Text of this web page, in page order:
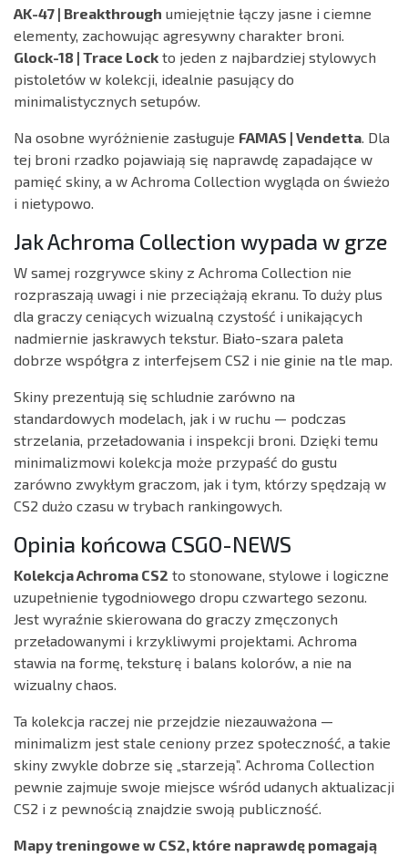
AK-47 | Breakthrough umiejętnie łączy jasne i ciemne
elementy, zachowując agresywny charakter broni.
Glock-18 | Trace Lock to jeden z najbardziej stylowych
pistoletów w kolekcji, idealnie pasujący do
minimalistycznych setupów.
Na osobne wyróżnienie zasługuje FAMAS | Vendetta. Dla
tej broni rzadko pojawiają się naprawdę zapadające w
pamięć skiny, a w Achroma Collection wygląda on świeżo
i nietypowo.
Jak Achroma Collection wypada w grze
W samej rozgrywce skiny z Achroma Collection nie
rozpraszają uwagi i nie przeciążają ekranu. To duży plus
dla graczy ceniących wizualną czystość i unikających
nadmiernie jaskrawych tekstur. Biało-szara paleta
dobrze współgra z interfejsem CS2 i nie ginie na tle map.
Skiny prezentują się schludnie zarówno na
standardowych modelach, jak i w ruchu — podczas
strzelania, przeładowania i inspekcji broni. Dzięki temu
minimalizmowi kolekcja może przypaść do gustu
zarówno zwykłym graczom, jak i tym, którzy spędzają w
CS2 dużo czasu w trybach rankingowych.
Opinia końcowa CSGO-NEWS
Kolekcja Achroma CS2 to stonowane, stylowe i logiczne
uzupełnienie tygodniowego dropu czwartego sezonu.
Jest wyraźnie skierowana do graczy zmęczonych
przeładowanymi i krzykliwymi projektami. Achroma
stawia na formę, teksturę i balans kolorów, a nie na
wizualny chaos.
Ta kolekcja raczej nie przejdzie niezauważona —
minimalizm jest stale ceniony przez społeczność, a takie
skiny zwykle dobrze się „starzeją”. Achroma Collection
pewnie zajmuje swoje miejsce wśród udanych aktualizacji
CS2 i z pewnością znajdzie swoją publiczność.
Mapy treningowe w CS2, które naprawdę pomagają